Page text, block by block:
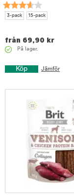
3-pack 15-pack
från 69,90 kr
På lager.
Köp Jämför